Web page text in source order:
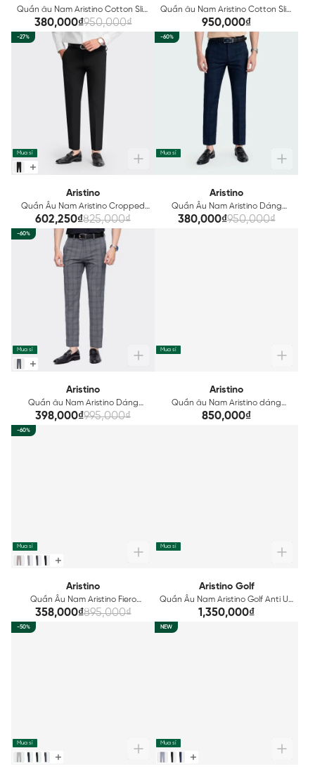
Quần âu Nam Aristino Cotton Slim
fit ATR03002
380,000₫950,000₫
Quần âu Nam Aristino Cotton Slim
fit ATR03003
950,000₫
-27%
Mua sỉ
Aristino
Quần Âu Nam Aristino Cropped
ATR0110Z
602,250₫825,000₫
-60%
Mua sỉ
Aristino
Quần Âu Nam Aristino Dáng
Cropped ATR00103
380,000₫950,000₫
-60%
Mua sỉ
Aristino
Quần âu Nam Aristino Dáng
Cropped ATR02103
398,000₫995,000₫
Mua sỉ
Aristino
Quần âu Nam Aristino dáng
Cropped ATR0240Z
850,000₫
-60%
Mua sỉ
Aristino
Quần Âu Nam Aristino Fiero
ATR00702
358,000₫895,000₫
Mua sỉ
Aristino Golf
Quần Âu Nam Aristino Golf Anti UV
ATRG1402
1,350,000₫
-50%
Mua sỉ
NEW
Mua sỉ